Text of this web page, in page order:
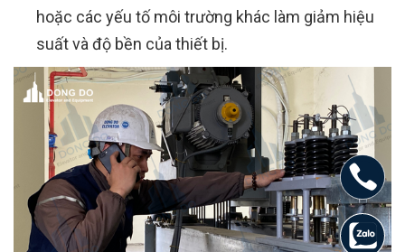
hoặc các yếu tố môi trường khác làm giảm hiệu
suất và độ bền của thiết bị.